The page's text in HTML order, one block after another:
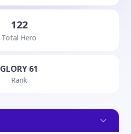
122
Total Hero
GLORY 61
Rank